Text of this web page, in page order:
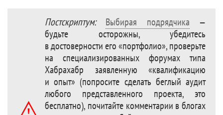
Постскриптум: Выбирая подрядчика —
будьте осторожны, убедитесь
в достоверности его «портфолио», проверьте
на специализированных форумах типа
Хабрахабр заявленную «квалификацию
и опыт» (попросите сделать беглый аудит
любого представленного проекта, это
бесплатно), почитайте комментарии в блогах